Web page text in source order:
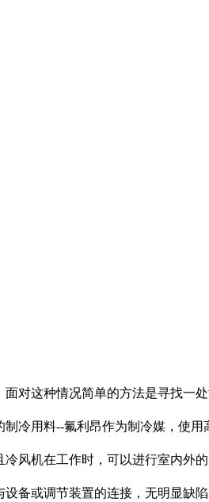
对这种情况简单的方法是寻找一
冷用料--氟利昂作为制冷媒，使用
风机在工作时，可以进行室内外
备或调节装置的连接，无明显缺